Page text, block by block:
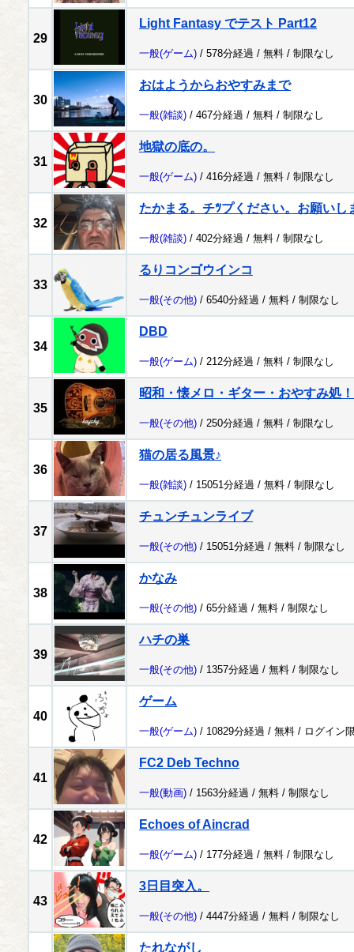
29
Light Fantasy でテスト Part12
一般(ゲーム) / 578分経過 / 無料 / 制限なし
30
おはようからおやすみまで
一般(雑談) / 467分経過 / 無料 / 制限なし
31
地獄の底の。
一般(ゲーム) / 416分経過 / 無料 / 制限なし
32
たかまる。チﾂプください。お願いし
一般(雑談) / 402分経過 / 無料 / 制限なし
33
るりコンゴウインコ
一般(その他) / 6540分経過 / 無料 / 制限なし
34
DBD
一般(ゲーム) / 212分経過 / 無料 / 制限なし
35
昭和・懐メロ・ギター・おやすみ処！
一般(その他) / 250分経過 / 無料 / 制限なし
36
猫の居る風景♪
一般(雑談) / 15051分経過 / 無料 / 制限なし
37
チュンチュンライブ
一般(その他) / 15051分経過 / 無料 / 制限なし
38
かなみ
一般(その他) / 65分経過 / 無料 / 制限なし
39
ハチの巣
一般(その他) / 1357分経過 / 無料 / 制限なし
40
ゲーム
一般(ゲーム) / 10829分経過 / 無料 / ログイン
41
FC2 Deb Techno
一般(動画) / 1563分経過 / 無料 / 制限なし
42
Echoes of Aincrad
一般(ゲーム) / 177分経過 / 無料 / 制限なし
43
3日目突入。
一般(その他) / 4447分経過 / 無料 / 制限なし
たれながし